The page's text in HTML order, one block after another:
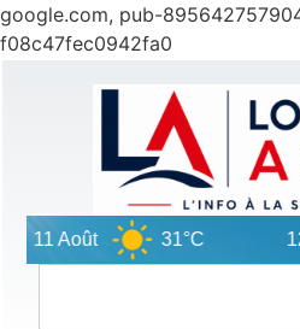
google.com, pub-
f08c47fec0942fa0
11 Août 31°C